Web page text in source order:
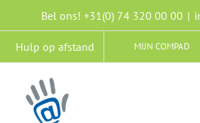
inhoud
Bel ons! +31(0) 74 320 00 00 |
Hulp op afstand MIJN COMPAD